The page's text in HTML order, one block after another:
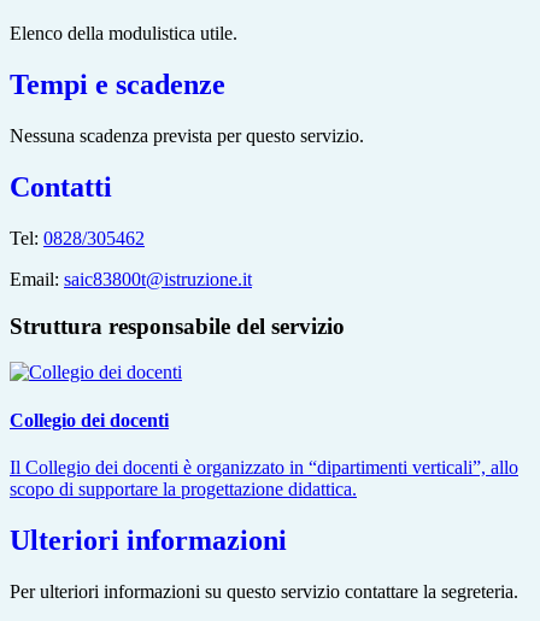
Elenco della modulistica utile.
Tempi e scadenze
Nessuna scadenza prevista per questo servizio.
Contatti
Tel: 0828/305462
Email: saic83800t@istruzione.it
Struttura responsabile del servizio
Collegio dei docenti
Il Collegio dei docenti è organizzato in “dipartimenti verticali”, allo
scopo di supportare la progettazione didattica.
Ulteriori informazioni
Per ulteriori informazioni su questo servizio contattare la segreteria.